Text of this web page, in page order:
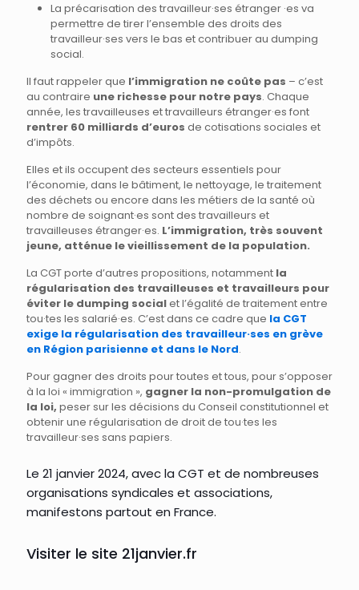
La précarisation des travailleur·ses étranger ·es va
permettre de tirer l’ensemble des droits des
travailleur·ses vers le bas et contribuer au dumping
social.
Il faut rappeler que l’immigration ne coûte pas – c’est
au contraire une richesse pour notre pays. Chaque
année, les travailleuses et travailleurs étranger·es font
rentrer 60 milliards d’euros de cotisations sociales et
d’impôts.
Elles et ils occupent des secteurs essentiels pour
l’économie, dans le bâtiment, le nettoyage, le traitement
des déchets ou encore dans les métiers de la santé où
nombre de soignant·es sont des travailleurs et
travailleuses étranger·es. L’immigration, très souvent
jeune, atténue le vieillissement de la population.
La CGT porte d’autres propositions, notamment la
régularisation des travailleuses et travailleurs pour
éviter le dumping socialet l’égalité de traitement entre
tou·tes les salarié·es. C’est dans ce cadre que la CGT
exige la régularisation des travailleur·ses en grève
en Région parisienne et dans le Nord.
Pour gagner des droits pour toutes et tous, pour s’opposer
à la loi « immigration », gagner la non-promulgation de
la loi, peser sur les décisions du Conseil constitutionnel et
obtenir une régularisation de droit de tou·tes les
travailleur·ses sans papiers.
Le 21 janvier 2024, avec la CGT et de nombreuses
organisations syndicales et associations,
manifestons partout en France.
Visiter le site 21janvier.fr